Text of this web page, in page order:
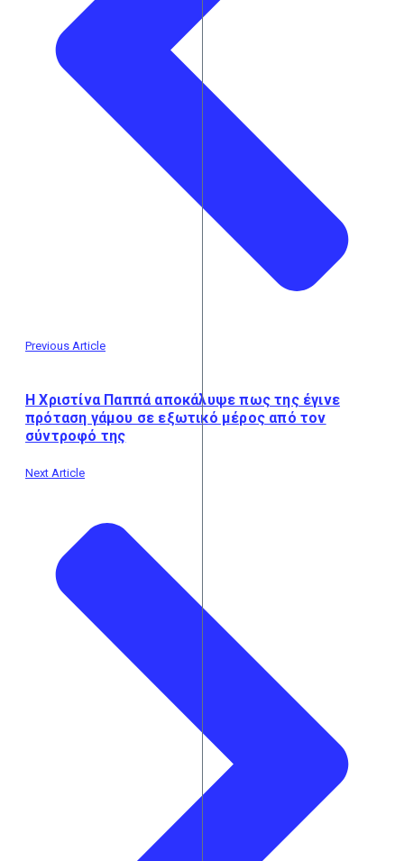
Previous Article
Η Χριστίνα Παππά αποκάλυψε πως της έγινε
πρόταση γάμου σε εξωτικό μέρος από τον
σύντροφό της
Next Article